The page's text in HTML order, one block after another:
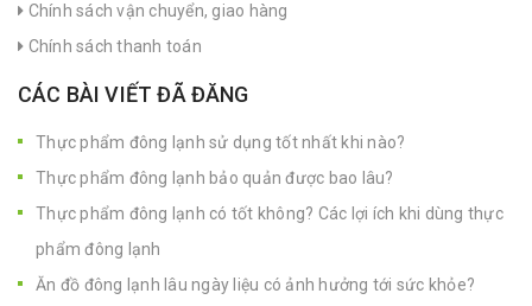
Chính sách vận chuyển, giao hàng
Chính sách thanh toán
CÁC BÀI VIẾT ĐÃ ĐĂNG
Thực phẩm đông lạnh sử dụng tốt nhất khi nào?
Thực phẩm đông lạnh bảo quản được bao lâu?
Thực phẩm đông lạnh có tốt không? Các lợi ích khi dùng thực
phẩm đông lạnh
Ăn đồ đông lạnh lâu ngày liệu có ảnh hưởng tới sức khỏe?